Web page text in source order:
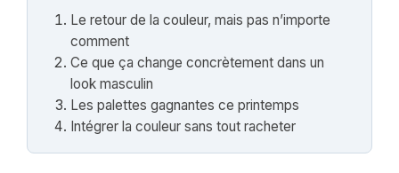
Le retour de la couleur, mais pas n’importe
comment
Ce que ça change concrètement dans un
look masculin
Les palettes gagnantes ce printemps
Intégrer la couleur sans tout racheter